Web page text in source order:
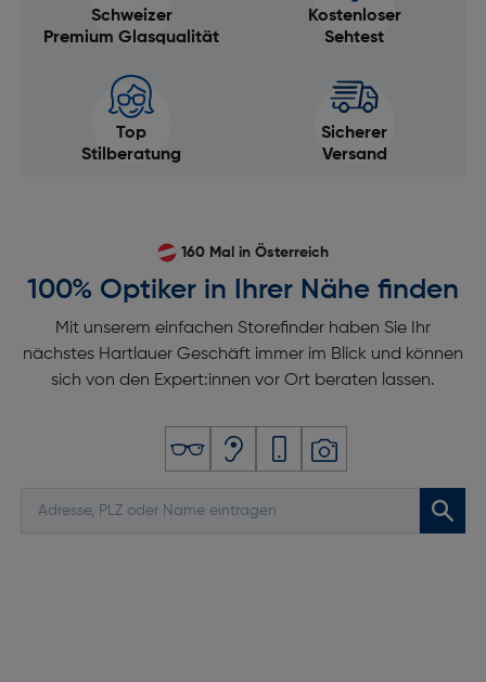
Schweizer
Premium Glasqualität
Kostenloser
Sehtest
Top
Stilberatung
Sicherer
Versand
160 Mal in Österreich
100% Optiker in Ihrer Nähe finden
Mit unserem einfachen Storefinder haben Sie Ihr
nächstes Hartlauer Geschäft immer im Blick und können
sich von den Expert:innen vor Ort beraten lassen.